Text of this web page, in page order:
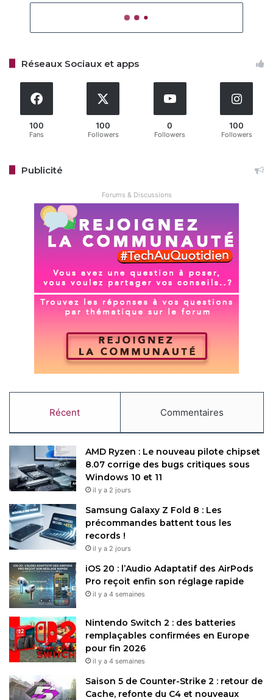
Réseaux Sociaux et apps
100
Fans
100
Followers
0
Followers
100
Followers
Publicité
Forums & Discussions
Récent Commentaires
AMD Ryzen : Le nouveau pilote chipset
8.07 corrige des bugs critiques sous
Windows 10 et 11
il y a 2 jours
Samsung Galaxy Z Fold 8 : Les
précommandes battent tous les
records !
il y a 2 jours
iOS 20 : l’Audio Adaptatif des AirPods
Pro reçoit enfin son réglage rapide
il y a 4 semaines
Nintendo Switch 2 : des batteries
remplaçables confirmées en Europe
pour fin 2026
il y a 4 semaines
Saison 5 de Counter-Strike 2 : retour de
Cache, refonte du C4 et nouveaux